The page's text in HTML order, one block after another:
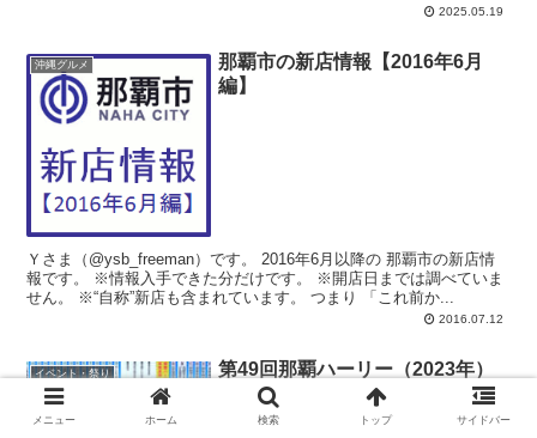
2025.05.19
沖縄グルメ
那覇市の新店情報【2016年6月
編】
Ｙさま（@ysb_freeman）です。 2016年6月以降の 那覇市の新店情
報です。 ※情報入手できた分だけです。 ※開店日までは調べていま
せん。 ※“自称”新店も含まれています。 つまり 「これ前か...
2016.07.12
イベント・祭り
第49回那覇ハーリー（2023年）
出店一覧、会場マップ
メニュー ホーム 検索 トップ サイドバー